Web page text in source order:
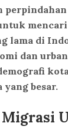
lama di
dan
yang besar.